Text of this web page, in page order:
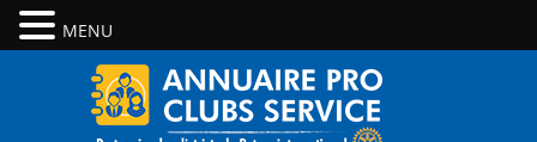
MENU